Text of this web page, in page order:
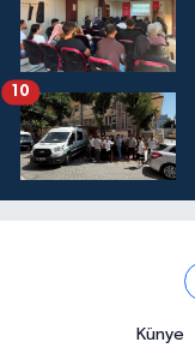
10
Künye